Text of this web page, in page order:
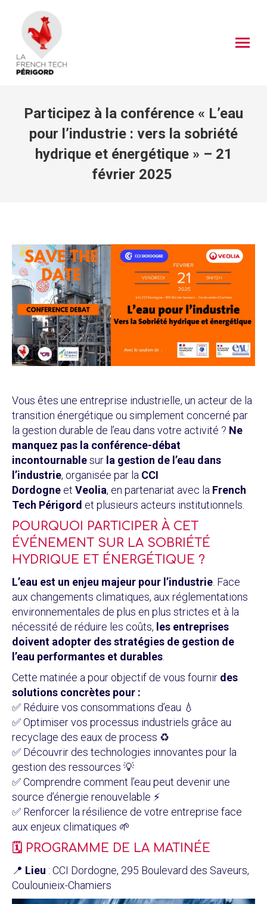
Participez à la conférence « L’eau
pour l’industrie : vers la sobriété
hydrique et énergétique » – 21
février 2025
Vous êtes une entreprise industrielle, un acteur de la
transition énergétique ou simplement concerné par
la gestion durable de l’eau dans votre activité ? Ne
manquez pas la conférence-débat
incontournablesur la gestion de l’eau dans
l’industrie, organisée par la CCI
Dordogne et Veolia, en partenariat avec la French
Tech Périgord et plusieurs acteurs institutionnels.
POURQUOI PARTICIPER À CET
ÉVÉNEMENT SUR LA SOBRIÉTÉ
HYDRIQUE ET ÉNERGÉTIQUE ?
L’eau est un enjeu majeur pour l’industrie . Face
aux changements climatiques, aux réglementations
environnementales de plus en plus strictes et à la
nécessité de réduire les coûts, les entreprises
doivent adopter des stratégies de gestion de
l’eau performantes et durables
Cette matinée a pour objectif de vous fournir des
solutions concrètes pour :
✅ Réduire vos consommations d’eau 💧
✅ Optimiser vos processus industriels grâce au
recyclage des eaux de process ♻️
✅ Découvrir des technologies innovantes pour la
gestion des ressources 💡
✅ Comprendre comment l’eau peut devenir une
source d’énergie renouvelable ⚡
✅ Renforcer la résilience de votre entreprise face
aux enjeux climatiques 🌱
🗓️ PROGRAMME DE LA MATINÉE
📍 Lieu : CCI Dordogne, 295 Boulevard des Saveurs,
Coulounieix-Chamiers